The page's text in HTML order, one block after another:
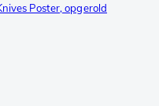
Poster, opgerold